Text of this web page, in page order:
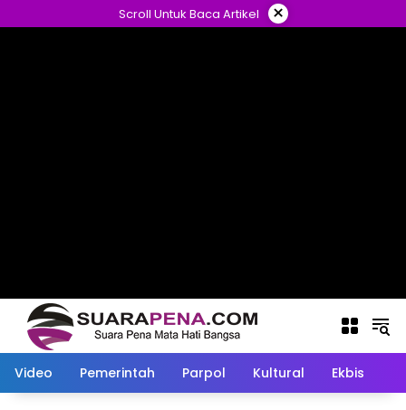
ke
Scroll Untuk Baca Artikel ×
Video Pemerintah Parpol Kultural Ekbis